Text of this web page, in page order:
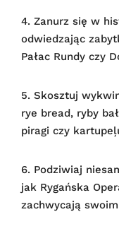
4. Zanurz się w
odwiedzając
Pałac Rundy czy
5. Skosztuj
rye bread, ryby
piragi czy
6. Podziwiaj
jak Rygańska
zachwycają